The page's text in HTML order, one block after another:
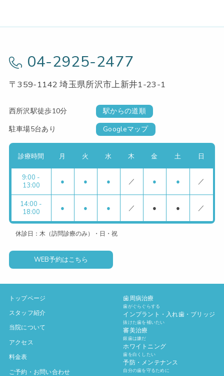
04-2925-2477
〒359-1142 埼玉県所沢市上新井1-23-1
西所沢駅徒歩10分
駅からの道順
駐車場5台あり
Googleマップ
診療時間 月 火 水 木 金 土 日
9:00 -
13:00
● ● ● ／ ● ● ／
14:00 -
18:00
● ● ● ／ ● ● ／
休診日：木（訪問診療のみ）・日・祝
WEB予約はこちら
トップページ
スタッフ紹介
当院について
アクセス
料金表
ご予約・お問い合わせ
歯周病治療
歯がぐらぐらする
インプラント・入れ歯・ブリッジ
抜けた歯を補いたい
審美治療
銀歯は嫌だ
ホワイトニング
歯を白くしたい
予防・メンテナンス
自分の歯を守るために